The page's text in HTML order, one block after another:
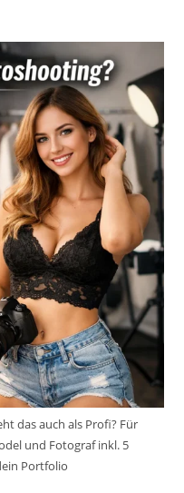
das auch als Profi? Für
und Fotograf inkl. 5
Portfolio